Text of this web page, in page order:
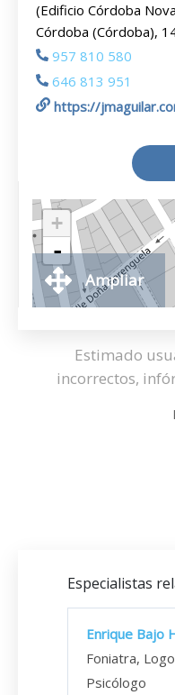
(Edificio Córdoba
Córdoba (Córdoba),
957 810 580
646 813 951
https://
+
-
Ampliar
Estimado
incorrectos,
Especialistas
Enrique Bajo
Foniatra,
Psicólogo